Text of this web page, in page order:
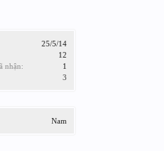
25/5/14
12
nhận:
1
3
Nam